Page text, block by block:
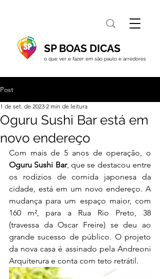
SP BOAS DICAS
o que ver e fazer em são paulo e arredores
Post
Oguru Sushi Bar está em
novo endereço
1 de set. de 2023 2 min de leitura
Oguru Sushi Bar, que se destacou entre
os rodízios de comida japonesa da
cidade, está em um novo endereço. A
mudança para um espaço maior, com
160 m², para a Rua Rio Preto, 38
(travessa da Oscar Freire) se deu ao
grande sucesso de público. O projeto
da nova casa é assinado pela Andreoni
Arquiterura e conta com teto retrátil.